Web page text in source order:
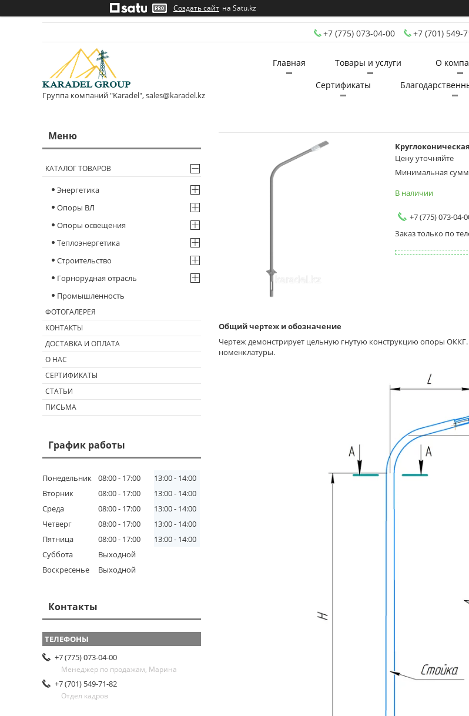
Создать сайт на Satu.kz
+7 (775) 073-04-00 +7 (701) 549-
Группа компаний "Karadel", sales@karadel.kz
Главная Товары и услуги О
Сертификаты
Цену уточняйте
Минимальная
В наличии
+7 (775) 073-04-
Заказ только по
Общий чертеж и обозначение
Чертеж демонстрирует цельную гнутую конструкцию опоры
номенклатуры.
КАТАЛОГ ТОВАРОВ
Энергетика
Опоры ВЛ
Опоры освещения
Теплоэнергетика
Строительство
Горнорудная отрасль
Промышленность
ФОТОГАЛЕРЕЯ
КОНТАКТЫ
ДОСТАВКА И ОПЛАТА
О НАС
СЕРТИФИКАТЫ
СТАТЬИ
ПИСЬМА
График работы
Понедельник 08:00 17:00 13:00
14:00
Вторник
08:00 17:00 13:00
14:00
Среда
08:00 17:00 13:00
14:00
Четверг
08:00 17:00 13:00
14:00
Пятница
08:00 17:00 13:00
14:00
Суббота
Выходной
Воскресенье
Выходной
Контакты
+7 (775) 073-04-00
Менеджер по продажам, Марина
+7 (701) 549-71-82
Отдел кадров